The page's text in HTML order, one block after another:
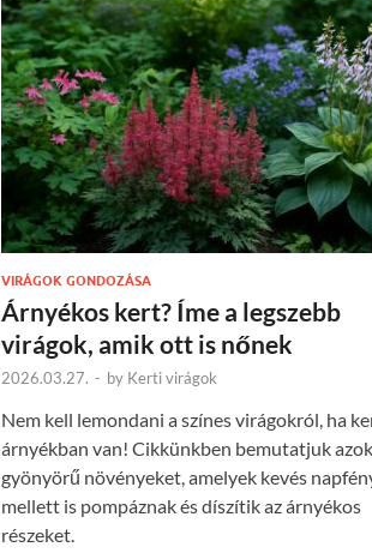
VIRÁGOK GONDOZÁSA
Árnyékos kert? Íme a legszebb
virágok, amik ott is nőnek
2026.03.27. - by Kerti virágok
Nem kell lemondani a színes virágokról, ha
árnyékban van! Cikkünkben bemutatjuk
gyönyörű növényeket, amelyek kevés
mellett is pompáznak és díszítik az árnyékos
részeket.